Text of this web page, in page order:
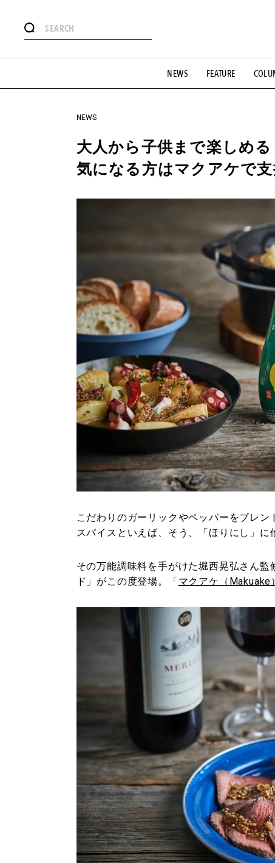
NEWS FEATURE
#憧れの逸品 #ESSENTIAL
#GH 銘品の所以 #フイナムのYouTube #Commune H
#HANDSOME HANDBOOK
NEWS
大人から子供まで楽しめ
気になる方はマクアケで支
こだわりのガーリックやペッパーをブレ
スパイスといえば、そう、「ほりにし」に
その万能調味料を手がけた堀西晃弘さん
ド」がこの度登場。「マクアケ（Makuake）